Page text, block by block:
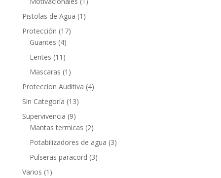
Pistolas de Agua (1)
Protección (17)
Guantes (4)
Lentes (11)
Mascaras (1)
Proteccion Auditiva (4)
Sin Categoría (13)
Supervivencia (9)
Mantas termicas (2)
Potabilizadores de agua (3)
Pulseras paracord (3)
Varios (1)